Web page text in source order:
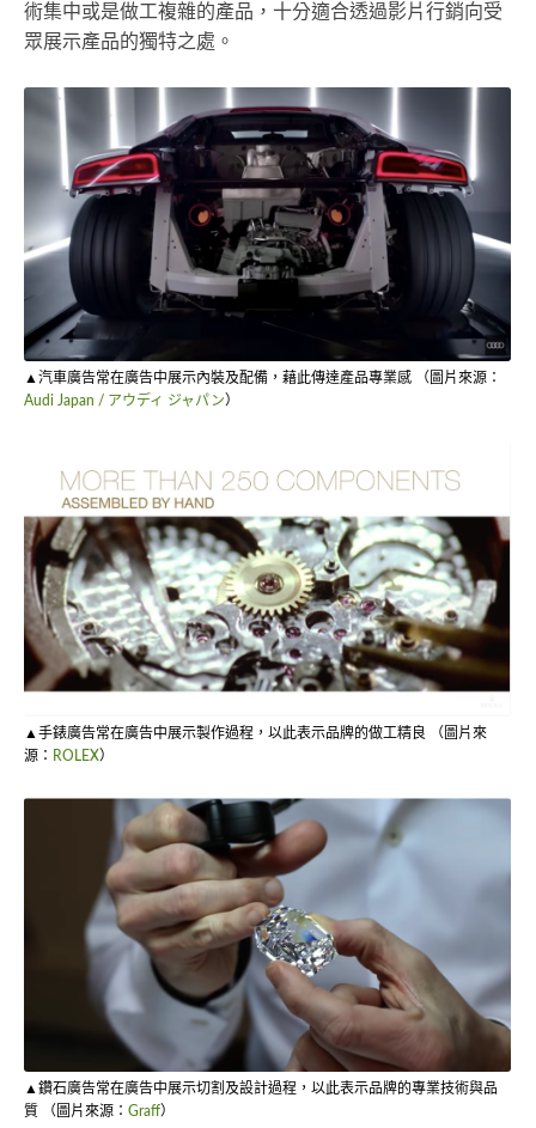
術集中或是做工複雜的產品，十分適合透過影片行銷向受
眾展示產品的獨特之處。
▲汽車廣告常在廣告中展示內裝及配備，藉此傳達產品專業感 （圖片來源：
Audi Japan / アウディ ジャパン）
▲手錶廣告常在廣告中展示製作過程，以此表示品牌的做工精良 （圖片來
源： ROLEX）
▲鑽石廣告常在廣告中展示切割及設計過程，以此表示品牌的專業技術與品
質 （圖片來源： Graff）